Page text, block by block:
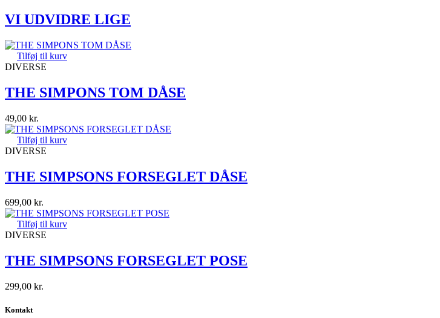
VI UDVIDRE LIGE
Tilføj til kurv
DIVERSE
THE SIMPONS TOM DÅSE
49,00 kr.
Tilføj til kurv
DIVERSE
THE SIMPSONS FORSEGLET DÅSE
699,00 kr.
Tilføj til kurv
DIVERSE
THE SIMPSONS FORSEGLET POSE
299,00 kr.
Kontakt